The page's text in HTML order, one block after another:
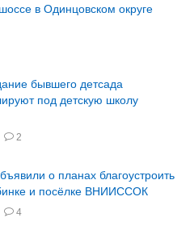
в Одинцовском округе
бывшего детсада
под детскую школу
2
о планах благоустроить
и посёлке ВНИИССОК
4